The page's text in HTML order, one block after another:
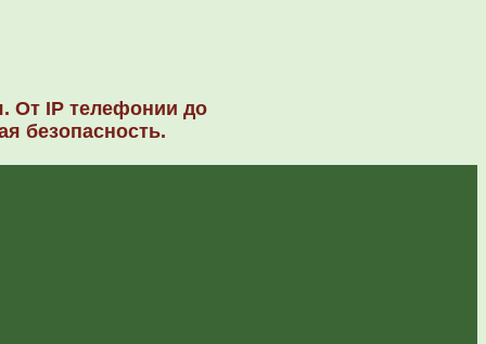
От IP телефонии до
безопасность.